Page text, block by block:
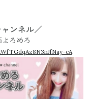
ンネル／
ろめろ
cA